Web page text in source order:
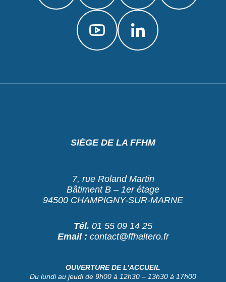
SIÈGE DE LA FFHM
7, rue Roland Martin
Bâtiment B – 1er étage
94500 CHAMPIGNY-SUR-MARNE
Tél. 01 55 09 14 25
Email : contact@ffhaltero.fr
OUVERTURE DE L’ACCUEIL
Du lundi au jeudi de 9h00 à 12h30 – 13h30 à 17h00